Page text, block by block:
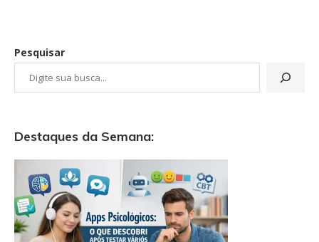
Pesquisar
Destaques da Semana: